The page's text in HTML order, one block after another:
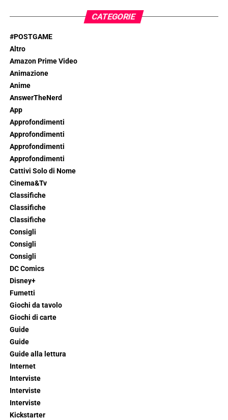
CATEGORIE
#POSTGAME
Altro
Amazon Prime Video
Animazione
Anime
AnswerTheNerd
App
Approfondimenti
Approfondimenti
Approfondimenti
Approfondimenti
Cattivi Solo di Nome
Cinema&Tv
Classifiche
Classifiche
Classifiche
Consigli
Consigli
Consigli
DC Comics
Disney+
Fumetti
Giochi da tavolo
Giochi di carte
Guide
Guide
Guide alla lettura
Internet
Interviste
Interviste
Interviste
Kickstarter